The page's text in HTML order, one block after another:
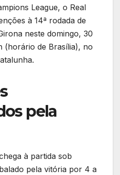
League, o Real
à 14ª rodada de
neste domingo, 30
(horário de Brasília), no
pela
à partida sob
pela vitória por 4 a